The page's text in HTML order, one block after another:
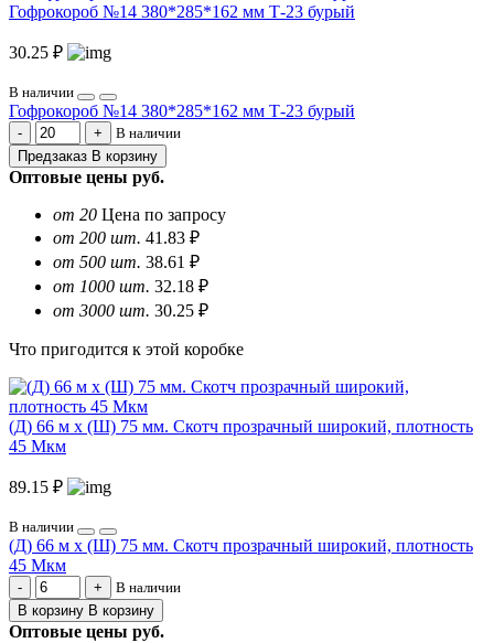
Гофрокороб №14 380*285*162 мм Т-23 бурый
30.25 ₽
В наличии
Гофрокороб №14 380*285*162 мм Т-23 бурый
В наличии
Предзаказ В корзину
Оптовые цены руб.
от 20 Цена по запросу
от 200 шт. 41.83 ₽
от 500 шт. 38.61 ₽
от 1000 шт. 32.18 ₽
от 3000 шт. 30.25 ₽
Что пригодится к этой коробке
(Д) 66 м х (Ш) 75 мм. Скотч прозрачный широкий, плотность
45 Мкм
89.15 ₽
В наличии
(Д) 66 м х (Ш) 75 мм. Скотч прозрачный широкий, плотность
45 Мкм
В наличии
В корзину В корзину
Оптовые цены руб.